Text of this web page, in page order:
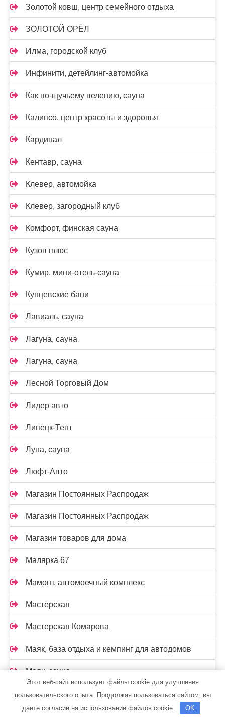
Золотой ковш, центр семейного отдыха
ЗОЛОТОЙ ОРЁЛ
Илма, городской клуб
Инфинити, детейлинг-автомойка
Как по-щучьему велению, сауна
Калипсо, центр красоты и здоровья
Кардинал
Кентавр, сауна
Клевер, автомойка
Клевер, загородный клуб
Комфорт, финская сауна
Кузов плюс
Кумир, мини-отель-сауна
Кунцевские бани
Лавиаль, сауна
Лагуна, сауна
Лагуна, сауна
Лесной Торговый Дом
Лидер авто
Липецк-Тент
Луна, сауна
Люфт-Авто
Магазин Постоянных Распродаж
Магазин Постоянных Распродаж
Магазин товаров для дома
Малярка 67
Мамонт, автомоечный комплекс
Мастерская
Мастерская Комарова
Маяк, база отдыха и кемпинг для автодомов
Маяк, сауна
МегаСервис
Этот веб-сайт использует файлы cookie для улучшения
пользовательского опыта. Продолжая пользоваться сайтом, вы
даете согласие на использование файлов cookie.
OK